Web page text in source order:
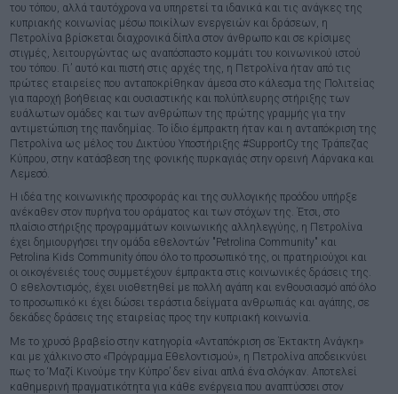
του τόπου, αλλά ταυτόχρονα να υπηρετεί τα ιδανικά και τις ανάγκες της
κυπριακής κοινωνίας μέσω ποικίλων ενεργειών και δράσεων, η
Πετρολίνα βρίσκεται διαχρονικά δίπλα στον άνθρωπο και σε κρίσιμες
στιγμές, λειτουργώντας ως αναπόσπαστο κομμάτι του κοινωνικού ιστού
του τόπου. Γι’ αυτό και πιστή στις αρχές της, η Πετρολίνα ήταν από τις
πρώτες εταιρείες που ανταποκρίθηκαν άμεσα στο κάλεσμα της Πολιτείας
για παροχή βοήθειας και ουσιαστικής και πολύπλευρης στήριξης των
ευάλωτων ομάδες και των ανθρώπων της πρώτης γραμμής για την
αντιμετώπιση της πανδημίας. Το ίδιο έμπρακτη ήταν και η ανταπόκριση της
Πετρολίνα ως μέλος του Δικτύου Υποστήριξης #SupportCy της Τράπεζας
Κύπρου, στην κατάσβεση της φονικής πυρκαγιάς στην ορεινή Λάρνακα και
Λεμεσό.
H ιδέα της κοινωνικής προσφοράς και της συλλογικής προόδου υπήρξε
ανέκαθεν στον πυρήνα του οράματος και των στόχων της. Έτσι, στο
πλαίσιο στήριξης προγραμμάτων κοινωνικής αλληλεγγύης, η Πετρολίνα
έχει δημιουργήσει την ομάδα εθελοντών "Petrolina Community" και
Petrolina Kids Community όπου όλο το προσωπικό της, οι πρατηριούχοι και
οι οικογένειές τους συμμετέχουν έμπρακτα στις κοινωνικές δράσεις της.
Ο εθελοντισμός, έχει υιοθετηθεί με πολλή αγάπη και ενθουσιασμό από όλο
το προσωπικό κι έχει δώσει τεράστια δείγματα ανθρωπιάς και αγάπης, σε
δεκάδες δράσεις της εταιρείας προς την κυπριακή κοινωνία.
Με το χρυσό βραβείο στην κατηγορία «Ανταπόκριση σε Έκτακτη Ανάγκη»
και με χάλκινο στο «Πρόγραμμα Εθελοντισμού», η Πετρολίνα αποδεικνύει
πως το ‘Μαζί Κινούμε την Κύπρο’ δεν είναι απλά ένα σλόγκαν. Αποτελεί
καθημερινή πραγματικότητα για κάθε ενέργεια που αναπτύσσει στον